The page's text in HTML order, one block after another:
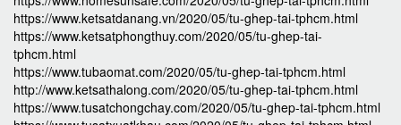
https://www.ketsatdanang.vn/2020/05/tu-ghep-tai-tphcm.html
https://www.ketsatphongthuy.com/2020/05/tu-ghep-tai-
tphcm.html
https://www.tubaomat.com/2020/05/tu-ghep-tai-tphcm.html
http://www.ketsathalong.com/2020/05/tu-ghep-tai-tphcm.html
https://www.tusatchongchay.com/2020/05/tu-ghep-tai-tphcm.html